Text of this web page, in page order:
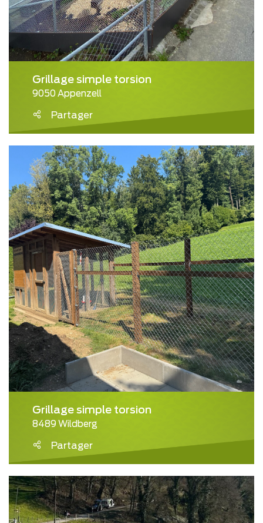
Grillage simple torsion
9050 Appenzell
Partager
Grillage simple torsion
8489 Wildberg
Partager